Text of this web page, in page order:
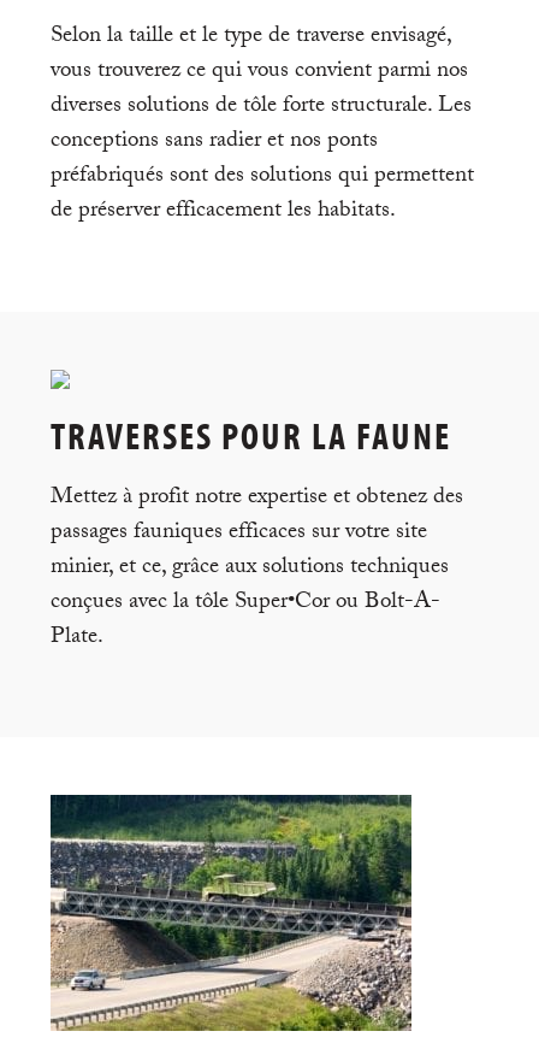
Selon la taille et le type de traverse envisagé,
vous trouverez ce qui vous convient parmi nos
diverses solutions de tôle forte structurale. Les
conceptions sans radier et nos ponts
préfabriqués sont des solutions qui permettent
de préserver efficacement les habitats.
TRAVERSES POUR LA FAUNE
Mettez à profit notre expertise et obtenez des
passages fauniques efficaces sur votre site
minier, et ce, grâce aux solutions techniques
conçues avec la tôle Super•Cor ou Bolt-A-
Plate.